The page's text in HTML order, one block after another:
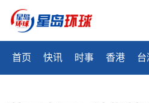
首页 快讯 时事 香港 台